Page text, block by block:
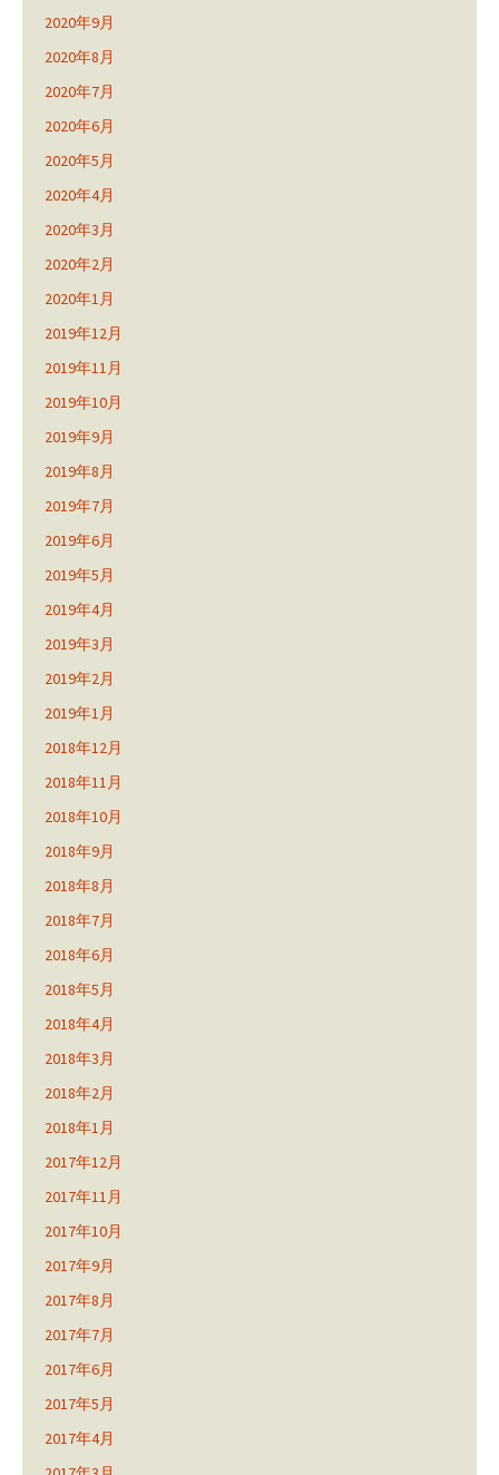
2020年9月
2020年8月
2020年7月
2020年6月
2020年5月
2020年4月
2020年3月
2020年2月
2020年1月
2019年12月
2019年11月
2019年10月
2019年9月
2019年8月
2019年7月
2019年6月
2019年5月
2019年4月
2019年3月
2019年2月
2019年1月
2018年12月
2018年11月
2018年10月
2018年9月
2018年8月
2018年7月
2018年6月
2018年5月
2018年4月
2018年3月
2018年2月
2018年1月
2017年12月
2017年11月
2017年10月
2017年9月
2017年8月
2017年7月
2017年6月
2017年5月
2017年4月